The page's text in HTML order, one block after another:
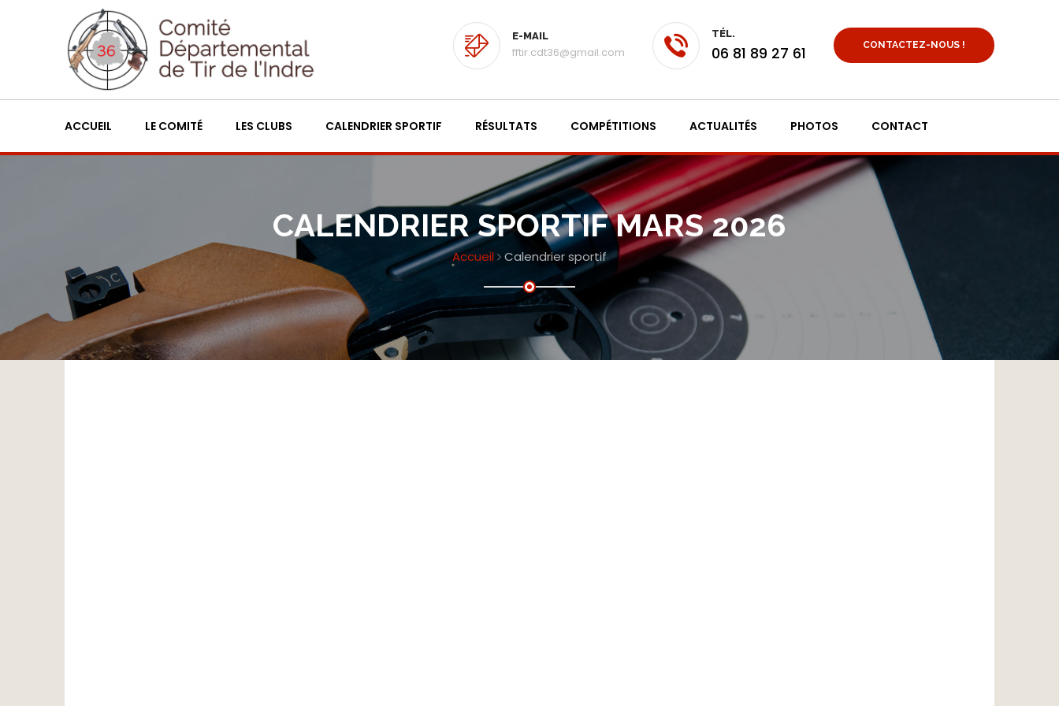
E-MAIL
fftir.cdt36@gmail.com
TÉL.
06 81 89 27 61 CONTACTEZ-NOUS !
ACCUEIL LE COMITÉ LES CLUBS CALENDRIER SPORTIF RÉSULTATS COMPÉTITIONS ACTUALITÉS PHOTOS CONTACT
CALENDRIER SPORTIF MARS 2026
Accueil Calendrier sportif